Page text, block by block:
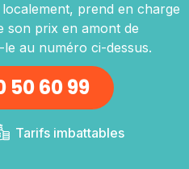
prend en charge
son prix en amont de
au numéro ci-dessus.
50 60 99
Tarifs imbattables